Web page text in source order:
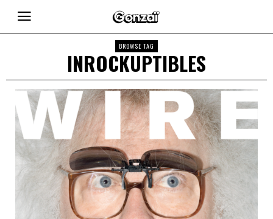
BROWSE TAG
INROCKUPTIBLES